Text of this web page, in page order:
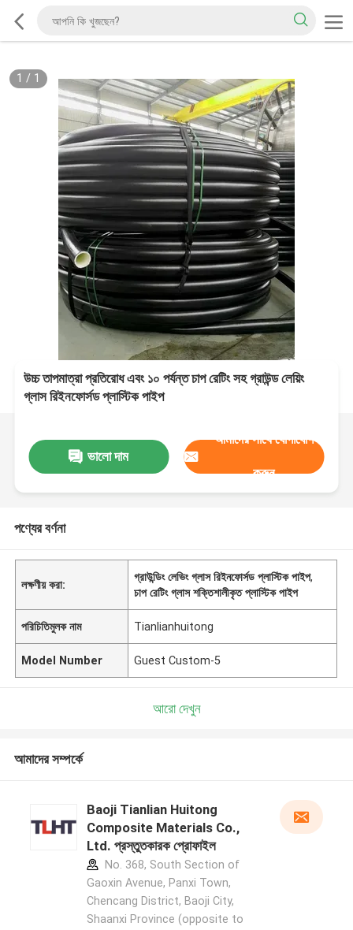
1 / 1
উচ্চ তাপমাত্রা প্রতিরোধ এবং ১০ পর্যন্ত চাপ রেটিং সহ গ্রাউন্ড লেয়িং
গ্লাস রিইনফোর্সড প্লাস্টিক পাইপ
ভালো দাম
আমাদের সাথে যোগাযোগ
করুন
পণ্যের বর্ণনা
লক্ষণীয় করা:
গ্রাউন্ডিং লেভিং গ্লাস রিইনফোর্সড প্লাস্টিক পাইপ,
চাপ রেটিং গ্লাস শক্তিশালীকৃত প্লাস্টিক পাইপ
পরিচিতিমুলক নাম Tianlianhuitong
Model Number Guest Custom-5
আরো দেখুন
আমাদের সম্পর্কে
Baoji Tianlian Huitong
Composite Materials Co.,
Ltd. প্রস্তুতকারক প্রোফাইল
No. 368, South Section of
Gaoxin Avenue, Panxi Town,
Chencang District, Baoji City,
Shaanxi Province (opposite to